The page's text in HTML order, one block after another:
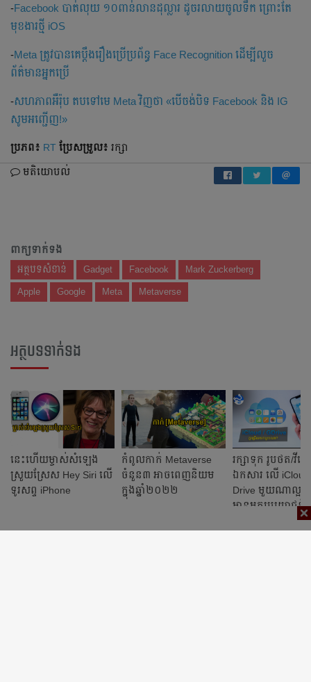
-Facebook បាត់លុយ ១០ពាន់លានដុល្លារ ដូចរលាយចូលទឹក ព្រោះតែ
មុខងារថ្មី iOS
-Meta ត្រូវបានគេប្ដឹងរឿងប្រើប្រព័ន្ធ Face Recognition ដើម្បីលួច
ព័ត៌មានអ្នកប្រើ
-សហភាពអឺរ៉ុប តបទៅមេ Meta វិញថា «បើចង់បិទ Facebook និង IG
សូមអញ្ជើញ!»
ប្រភព៖ RT ប្រែ​សម្រួល៖ រក្សា
មតិយោបល់
ពាក្យទាក់ទង
អត្ថបទសំខាន់ Gadget Facebook Mark Zuckerberg
Apple Google Meta Metaverse
អត្ថបទទាក់ទង
នេះហើយម្ចាស់សំឡេង
ស្រួយស្រែស Hey Siri លើ
ទូរសព្ទ iPhone
កំពូលកាក់ Metaverse
ចំនួន៣ អាចពេញនិយម
ក្នុងឆ្នាំ២០២២
រក្សាទុក រូបថត/វីដេ
ឯកសារ លើ
Drive មួយណាល្អប្
មានអត្ថប្រយោជន៍ច្